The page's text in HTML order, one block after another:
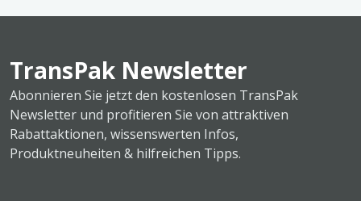
TransPak Newsletter
Abonnieren Sie jetzt den kostenlosen TransPak
Newsletter und profitieren Sie von attraktiven
Rabattaktionen, wissenswerten Infos,
Produktneuheiten & hilfreichen Tipps.